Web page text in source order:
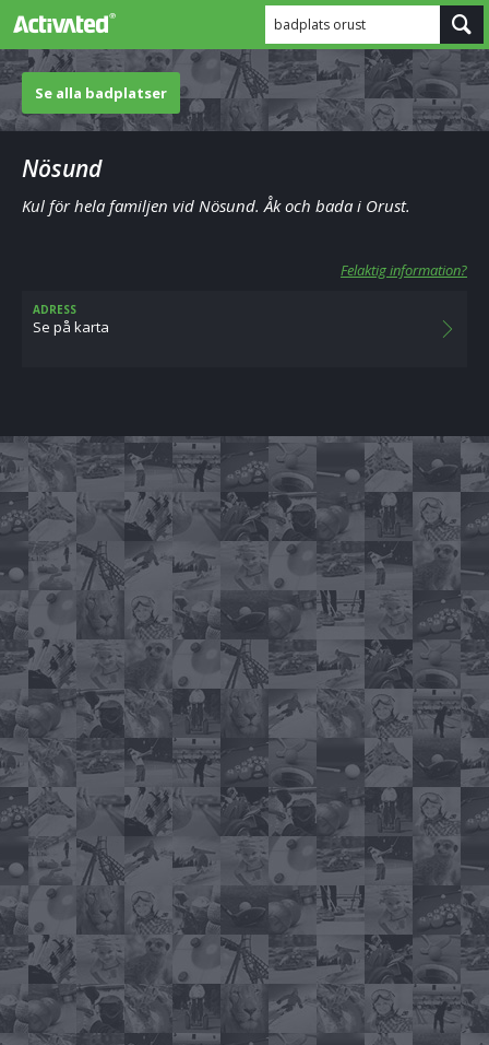
badplats orust
Se alla badplatser
Nösund
Kul för hela familjen vid Nösund. Åk och bada i Orust.
Felaktig information?
ADRESS
Se på karta